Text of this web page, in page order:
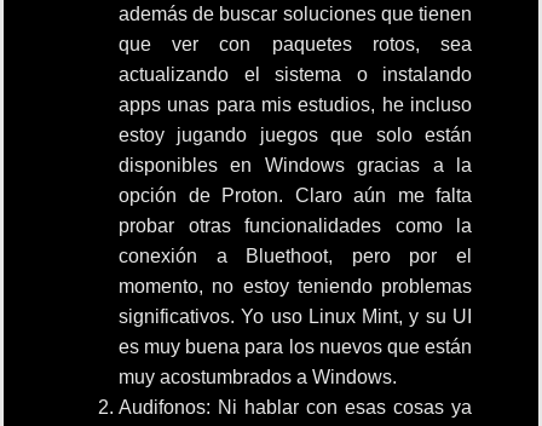
además de buscar soluciones que tienen
que ver con paquetes rotos, sea
actualizando el sistema o instalando
apps unas para mis estudios, he incluso
estoy jugando juegos que solo están
disponibles en Windows gracias a la
opción de Proton. Claro aún me falta
probar otras funcionalidades como la
conexión a Bluethoot, pero por el
momento, no estoy teniendo problemas
significativos. Yo uso Linux Mint, y su UI
es muy buena para los nuevos que están
muy acostumbrados a Windows.
Audifonos: Ni hablar con esas cosas ya